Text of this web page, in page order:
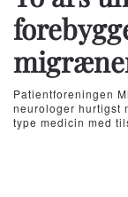
Patientforeningen
neurologer hurtigst
type medicin med